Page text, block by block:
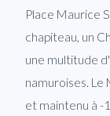
Place Maurice
chapiteau, un
une multitude
namuroises. Le
et maintenu à -